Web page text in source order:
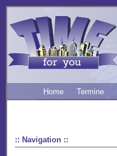
Home Termine
:: Navigation ::